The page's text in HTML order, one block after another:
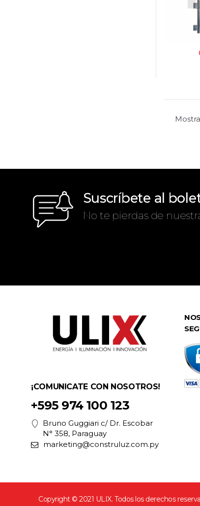
Suscríbete al
No te pierdas de
¡COMUNICATE CON NOSOTROS!
+595 974 100 123
Bruno Guggiari c/ Dr. Escobar
N° 358, Paraguay
marketing@construluz.com.py
Copyright © 2021 ULIX. Todos los derechos